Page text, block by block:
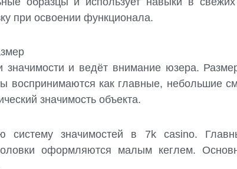
при освоении функционала.
значимости и ведёт внимание юзера.
воспринимаются как главные, небольшие
значимость объекта.
систему значимостей в 7k casino.
оформляются малым кеглем.